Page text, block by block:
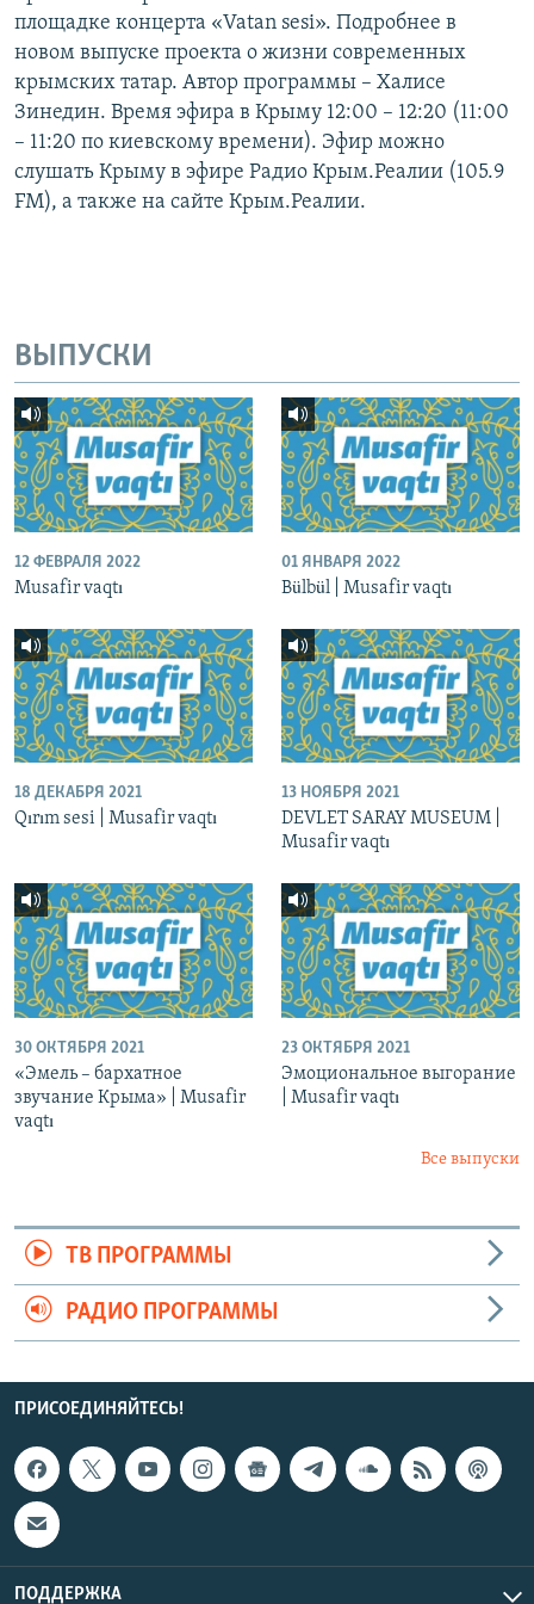
площадке концерта «Vatan sesi». Подробнее в
новом выпуске проекта о жизни современных
крымских татар. Автор программы – Халисе
Зинедин. Время эфира в Крыму 12:00 – 12:20 (11:00
– 11:20 по киевскому времени). Эфир можно
слушать Крыму в эфире Радио Крым.Реалии (105.9
FM), а также на сайте Крым.Реалии.
ВЫПУСКИ
12 ФЕВРАЛЯ 2022
Musafir vaqtı
01 ЯНВАРЯ 2022
Bülbül | Musafir vaqtı
18 ДЕКАБРЯ 2021
Qırım sesi | Musafir vaqtı
13 НОЯБРЯ 2021
DEVLET SARAY MUSEUM |
Musafir vaqtı
30 ОКТЯБРЯ 2021
«Эмель – бархатное
звучание Крыма» | Musafir
vaqtı
23 ОКТЯБРЯ 2021
Эмоциональное выгорание
| Musafir vaqtı
Все выпуски
ТВ ПРОГРАММЫ
РАДИО ПРОГРАММЫ
ПРИСОЕДИНЯЙТЕСЬ!
ПОДДЕРЖКА